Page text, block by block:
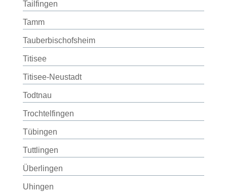
Tailfingen
Tamm
Tauberbischofsheim
Titisee
Titisee-Neustadt
Todtnau
Trochtelfingen
Tübingen
Tuttlingen
Überlingen
Uhingen